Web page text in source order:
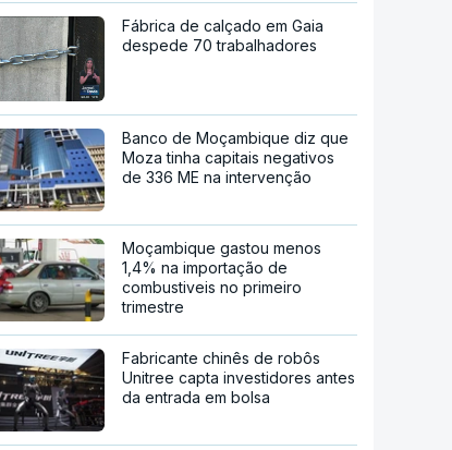
Fábrica de calçado em Gaia
despede 70 trabalhadores
Banco de Moçambique diz que
Moza tinha capitais negativos
de 336 ME na intervenção
Moçambique gastou menos
1,4% na importação de
combustiveis no primeiro
trimestre
Fabricante chinês de robôs
Unitree capta investidores antes
da entrada em bolsa